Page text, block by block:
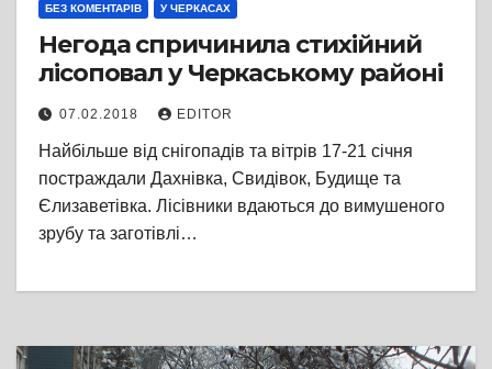
БЕЗ КОМЕНТАРІВ У ЧЕРКАСАХ
Негода спричинила стихійний
лісоповал у Черкаському районі
07.02.2018 EDITOR
Найбільше від снігопадів та вітрів 17-21 січня
постраждали Дахнівка, Свидівок, Будище та
Єлизаветівка. Лісівники вдаються до вимушеного
зрубу та заготівлі…